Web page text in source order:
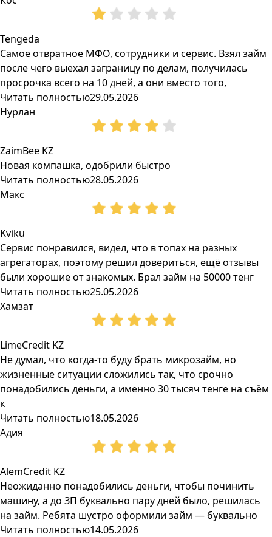
Tengeda
Самое отвратное МФО, сотрудники и сервис. Взял займ
после чего выехал заграницу по делам, получилась
просрочка всего на 10 дней, а они вместо того,
Читать полностью29.05.2026
Нурлан
ZaimBee KZ
Новая компашка, одобрили быстро
Читать полностью28.05.2026
Макс
Kviku
Сервис понравился, видел, что в топах на разных
агрегаторах, поэтому решил довериться, ещё отзывы
были хорошие от знакомых. Брал займ на 50000 тенг
Читать полностью25.05.2026
Хамзат
LimeCredit KZ
Не думал, что когда-то буду брать микрозайм, но
жизненные ситуации сложились так, что срочно
понадобились деньги, а именно 30 тысяч тенге на съём
к
Читать полностью18.05.2026
Адия
AlemCredit KZ
Неожиданно понадобились деньги, чтобы починить
машину, а до ЗП буквально пару дней было, решилась
на займ. Ребята шустро оформили займ — буквально
Читать полностью14.05.2026